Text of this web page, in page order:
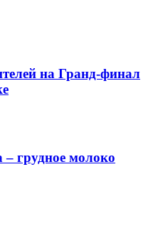
на Гранд-финал
грудное молоко